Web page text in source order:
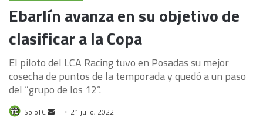
Ebarlín avanza en su objetivo de
clasificar a la Copa
El piloto del LCA Racing tuvo en Posadas su mejor
cosecha de puntos de la temporada y quedó a un paso
del “grupo de los 12”.
SoloTC
Send 21 julio, 2022